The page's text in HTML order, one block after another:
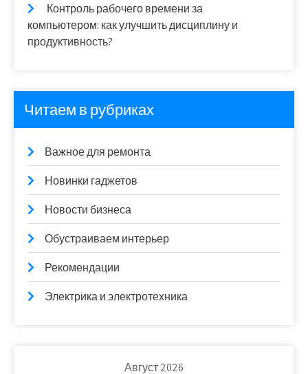
Контроль рабочего времени за
компьютером: как улучшить дисциплину и
продуктивность?
Читаем в рубриках
Важное для ремонта
Новинки гаджетов
Новости бизнеса
Обустраиваем интерьер
Рекомендации
Электрика и электротехника
Август 2026